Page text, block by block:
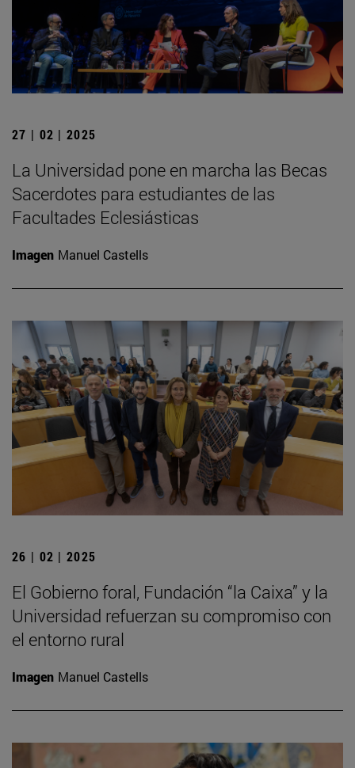
27 | 02 | 2025
La Universidad pone en marcha las Becas
Sacerdotes para estudiantes de las
Facultades Eclesiásticas
Imagen Manuel Castells
26 | 02 | 2025
El Gobierno foral, Fundación “la Caixa” y la
Universidad refuerzan su compromiso con
el entorno rural
Imagen Manuel Castells